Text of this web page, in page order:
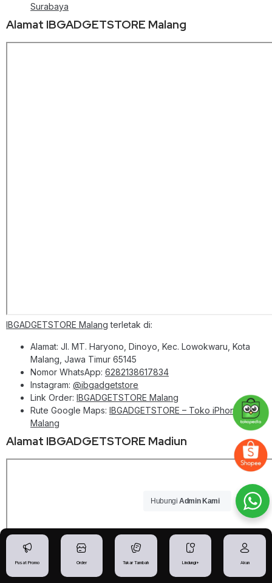
Surabaya
Alamat IBGADGETSTORE Malang
IBGADGETSTORE Malang terletak di:
Alamat: Jl. MT. Haryono, Dinoyo, Kec. Lowokwaru, Kota
Malang, Jawa Timur 65145
Nomor WhatsApp: 6282138617834
Instagram: @ibgadgetstore
Link Order: IBGADGETSTORE Malang
Rute Google Maps: IBGADGETSTORE – Toko iPhone
Malang
Alamat IBGADGETSTORE Madiun
Pusat Promo Order Tukar Tambah Lindungi+ Akun
Hubungi Admin Kami